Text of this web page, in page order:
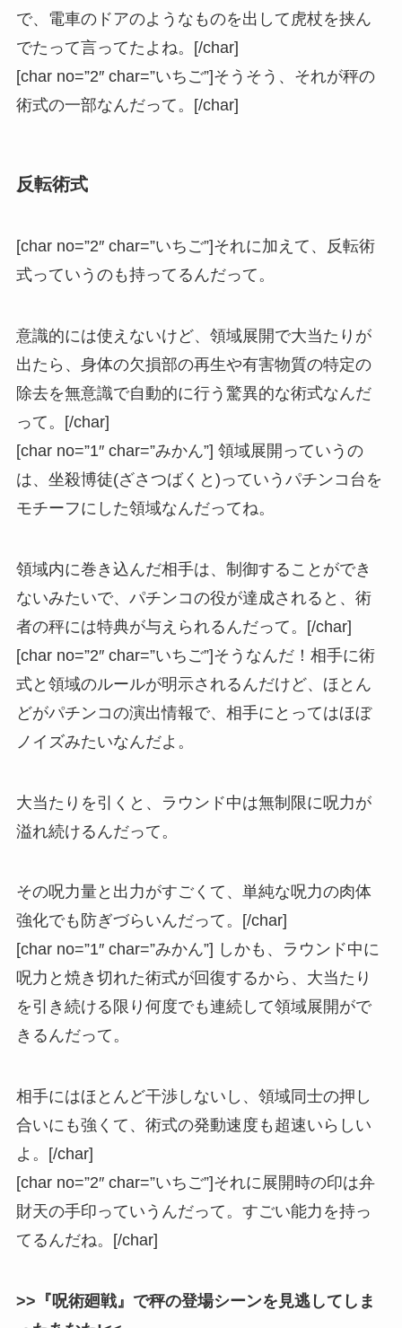
で、電車のドアのようなものを出して虎杖を挟ん
でたって言ってたよね。[/char]
[char no=”2″ char=”いちご”]そうそう、それが秤の
術式の一部なんだって。[/char]
反転術式
[char no=”2″ char=”いちご”]それに加えて、反転術
式っていうのも持ってるんだって。
意識的には使えないけど、領域展開で大当たりが
出たら、身体の欠損部の再生や有害物質の特定の
除去を無意識で自動的に行う驚異的な術式なんだ
って。[/char]
[char no=”1″ char=”みかん”] 領域展開っていうの
は、坐殺博徒(ざさつばくと)っていうパチンコ台を
モチーフにした領域なんだってね。
領域内に巻き込んだ相手は、制御することができ
ないみたいで、パチンコの役が達成されると、術
者の秤には特典が与えられるんだって。[/char]
[char no=”2″ char=”いちご”]そうなんだ！相手に術
式と領域のルールが明示されるんだけど、ほとん
どがパチンコの演出情報で、相手にとってはほぼ
ノイズみたいなんだよ。
大当たりを引くと、ラウンド中は無制限に呪力が
溢れ続けるんだって。
その呪力量と出力がすごくて、単純な呪力の肉体
強化でも防ぎづらいんだって。[/char]
[char no=”1″ char=”みかん”] しかも、ラウンド中に
呪力と焼き切れた術式が回復するから、大当たり
を引き続ける限り何度でも連続して領域展開がで
きるんだって。
相手にはほとんど干渉しないし、領域同士の押し
合いにも強くて、術式の発動速度も超速いらしい
よ。[/char]
[char no=”2″ char=”いちご”]それに展開時の印は弁
財天の手印っていうんだって。すごい能力を持っ
てるんだね。[/char]
>>『呪術廻戦』で秤の登場シーンを見逃してしま